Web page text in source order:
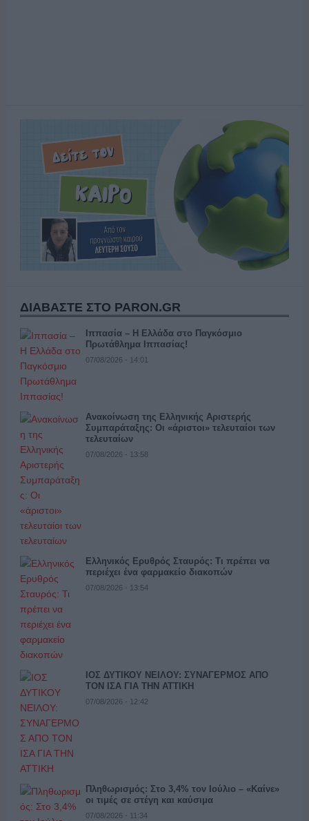
ΔΙΑΒΑΣΤΕ ΣΤΟ PARON.GR
Ιππασία – Η Ελλάδα στο Παγκόσμιο
Πρωτάθλημα Ιππασίας!
07/08/2026 - 14:01
Ανακοίνωση της Ελληνικής Αριστερής
Συμπαράταξης: Οι «άριστοι» τελευταίοι των
τελευταίων
07/08/2026 - 13:58
Ελληνικός Ερυθρός Σταυρός: Τι πρέπει να
περιέχει ένα φαρμακείο διακοπών
07/08/2026 - 13:54
ΙΟΣ ΔΥΤΙΚΟΥ ΝΕΙΛΟΥ: ΣΥΝΑΓΕΡΜΟΣ ΑΠΟ
ΤΟΝ ΙΣΑ ΓΙΑ ΤΗΝ ΑΤΤΙΚΗ
07/08/2026 - 12:42
Πληθωρισμός: Στο 3,4% τον Ιούλιο – «Καίνε»
οι τιμές σε στέγη και καύσιμα
07/08/2026 - 11:34